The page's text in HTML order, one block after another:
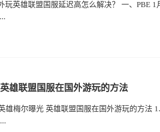
玩英雄联盟国服延迟高怎么解决？ 一、PBE 1
雄联盟国服在国外游玩的方法
雄梅尔曝光 英雄联盟国服在国外游玩的方法 1.